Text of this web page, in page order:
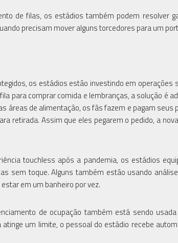
de filas, os estádios também podem resolver
precisam mover alguns torcedores para um
os estádios estão investindo em operações
para comprar comida e lembranças, a solução é
áreas de alimentação, os fãs fazem e pagam
retirada. Assim que eles pegarem o pedido, a
touchless após a pandemia, os estádios
sem toque. Alguns também estão usando
em um banheiro por vez.
de ocupação também está sendo
um limite, o pessoal do estádio recebe